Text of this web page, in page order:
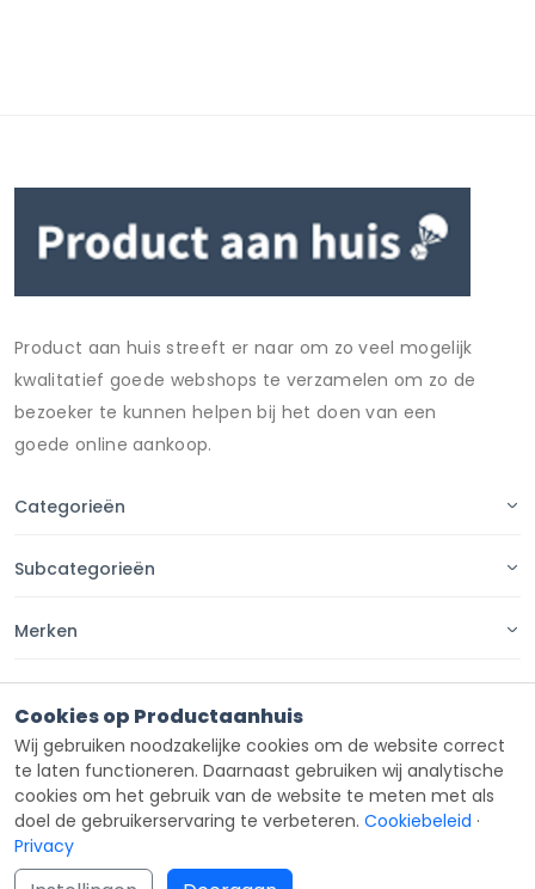
Product aan huis streeft er naar om zo veel mogelijk
kwalitatief goede webshops te verzamelen om zo de
bezoeker te kunnen helpen bij het doen van een
goede online aankoop.
Categorieën
Subcategorieën
Merken
Contact
Cookies op Productaanhuis
Wij gebruiken noodzakelijke cookies om de website correct
te laten functioneren. Daarnaast gebruiken wij analytische
cookies om het gebruik van de website te meten met als
doel de gebruikerservaring te verbeteren. Cookiebeleid ·
Privacy